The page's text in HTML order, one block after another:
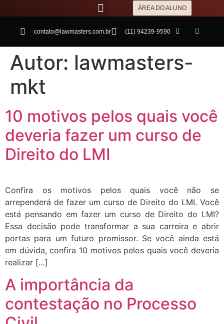
ÁREA DO ALUNO
contato@lawmasters.com.br (11) 94239-9590
Autor: lawmasters-
mkt
10 motivos pelos quais você
deveria fazer um curso de
Direito do LMI
Confira os motivos pelos quais você não se
arrependerá de fazer um curso de Direito do LMI. Você
está pensando em fazer um curso de Direito do LMI?
Essa decisão pode transformar a sua carreira e abrir
portas para um futuro promissor. Se você ainda está
em dúvida, confira 10 motivos pelos quais você deveria
realizar […]
A importância da
contestação no Processo